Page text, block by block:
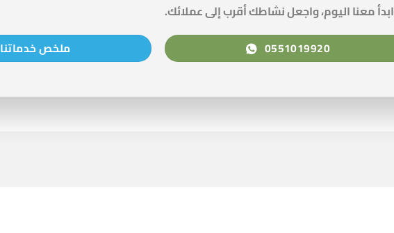
ابدأ معنا اليوم، واجعل نشاطك أقرب إلى عملائك.
0551019920 ملخص خدماتنا